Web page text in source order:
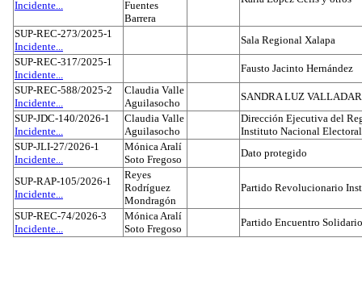
Incidente...
Fuentes
Barrera
SUP-REC-273/2025-1
Incidente...
Sala Regional Xalapa
SUP-REC-317/2025-1
Incidente...
Fausto Jacinto Hernández
SUP-REC-588/2025-2
Incidente...
Claudia Valle
Aguilasocho
SANDRA LUZ
SUP-JDC-140/2026-1
Incidente...
Claudia Valle
Aguilasocho
Dirección Ejecutiva del
Instituto Nacional Electoral
SUP-JLI-27/2026-1
Incidente...
Mónica Aralí
Soto Fregoso
Dato protegido
SUP-RAP-105/2026-1
Incidente...
Reyes
Rodríguez
Mondragón
Partido Revolucionario
SUP-REC-74/2026-3
Incidente...
Mónica Aralí
Soto Fregoso
Partido Encuentro